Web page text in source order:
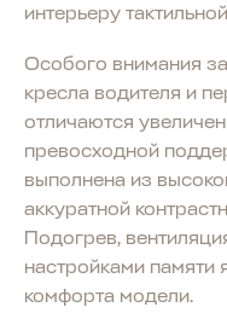
интерьеру
Особого внимания
кресла водителя и
отличаются
превосходной
выполнена из
аккуратной
Подогрев,
настройками
комфорта модели.